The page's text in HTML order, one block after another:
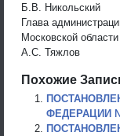
Б.В. Никольский
Глава
Московской области
А.С. Тяжлов
Похожие
ФЕДЕРАЦИИ